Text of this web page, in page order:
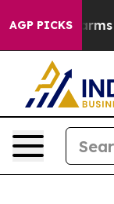
AGP PICKS
Harms to